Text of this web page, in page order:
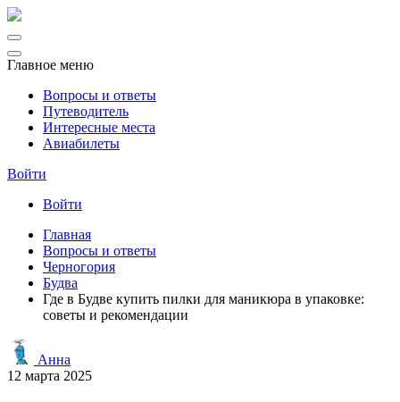
Главное меню
Вопросы и ответы
Путеводитель
Интересные места
Авиабилеты
Войти
Войти
Главная
Вопросы и ответы
Черногория
Будва
Где в Будве купить пилки для маникюра в упаковке:
советы и рекомендации
Анна
12 марта 2025